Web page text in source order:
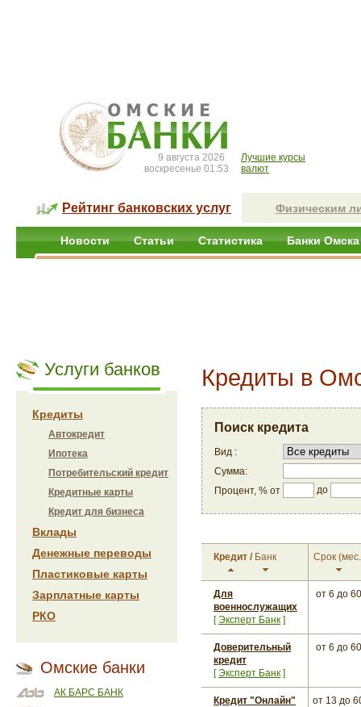
9 августа 2026
воскресенье 01:53
Лучшие курсы
валют
Рейтинг банковских услуг Физическим
Новости Статьи Статистика Банки Омска
Услуги банков
Кредиты
Автокредит
Ипотека
Потребительский кредит
Кредитные карты
Кредит для бизнеса
Вклады
Денежные переводы
Пластиковые карты
Зарплатные карты
РКО
Омские банки
АК БАРС БАНК
Кредиты в
Поиск кредита
Вид :
Сумма:
Процент, % от
до
Кредит / Банк Срок
Для
военнослужащих
[Эксперт Банк ]
от 6 до 60
Доверительный
кредит
[Эксперт Банк ]
от 6 до 60
Кредит "Онлайн"
от 13 до